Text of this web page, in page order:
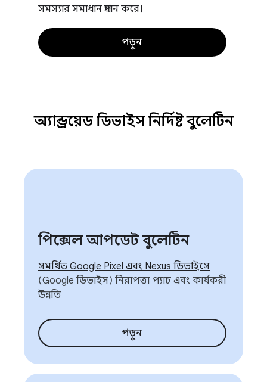
সমস্যার সমাধান প্রদান করে।
পড়ুন
অ্যান্ড্রয়েড ডিভাইস নির্দিষ্ট বুলেটিন
পিক্সেল আপডেট বুলেটিন
সমর্থিত Google Pixel এবং Nexus ডিভাইসে
(Google ডিভাইস) নিরাপত্তা প্যাচ এবং কার্যকরী
উন্নতি
পড়ুন